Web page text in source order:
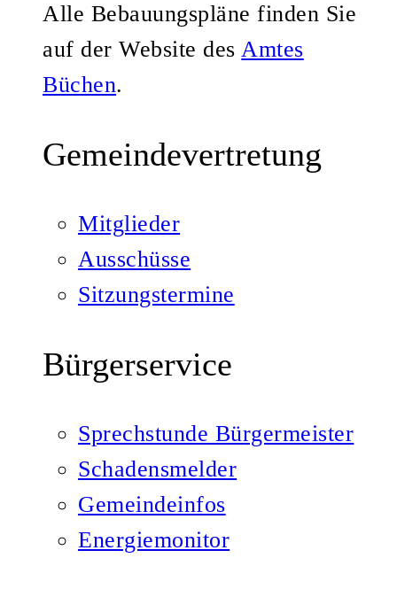
Alle Bebauungspläne finden Sie
auf der Website desAmtes
Büchen.
Gemeindevertretung
Mitglieder
Ausschüsse
Sitzungstermine
Bürgerservice
Sprechstunde Bürgermeister
Schadensmelder
Gemeindeinfos
Energiemonitor